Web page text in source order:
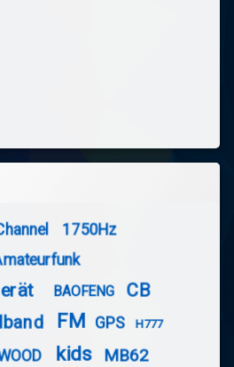
1750Hz
BAOFENG CB
FM GPS H777
kids
MB62